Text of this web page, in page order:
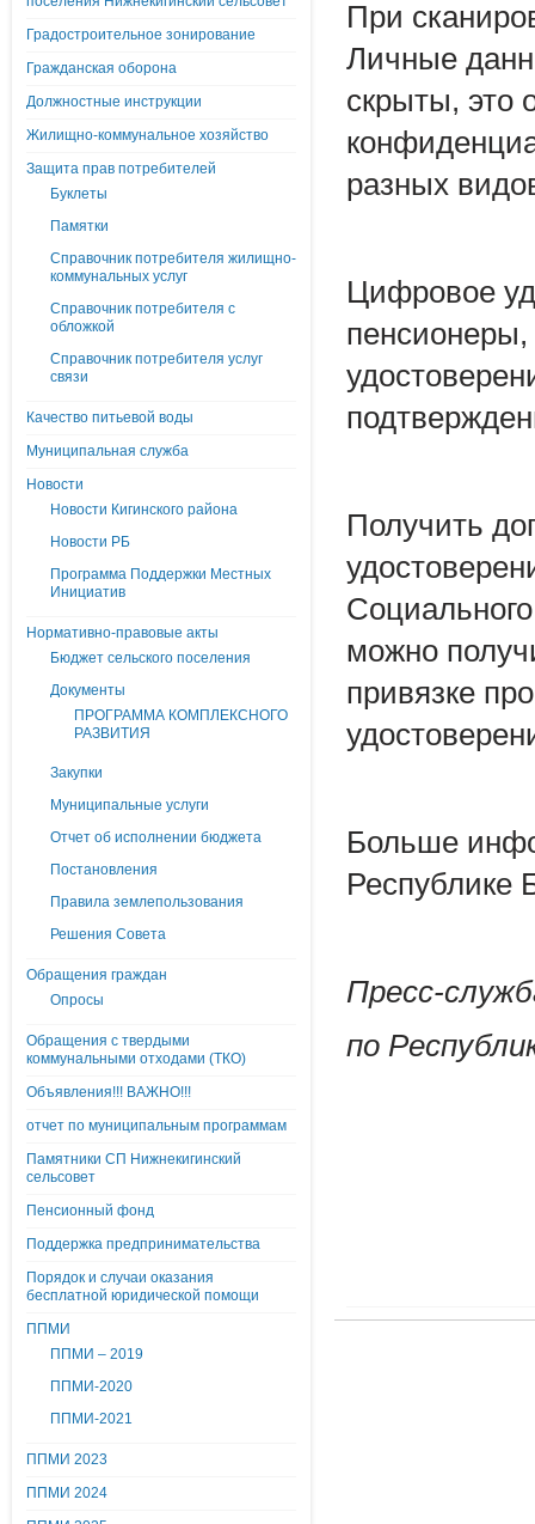
Градостроительное зонирование
Гражданская оборона
Должностные инструкции
Жилищно-коммунальное хозяйство
Защита прав потребителей
Буклеты
Памятки
Справочник потребителя жилищно-
коммунальных услуг
Справочник потребителя с
обложкой
Справочник потребителя услуг
связи
Качество питьевой воды
Муниципальная служба
Новости
Новости Кигинского района
Новости РБ
Программа Поддержки Местных
Инициатив
Нормативно-правовые акты
Бюджет сельского поселения
Документы
ПРОГРАММА КОМПЛЕКСНОГО
РАЗВИТИЯ
Закупки
Муниципальные услуги
Отчет об исполнении бюджета
Постановления
Правила землепользования
Решения Совета
Обращения граждан
Опросы
Обращения с твердыми
коммунальными отходами (ТКО)
Объявления!!! ВАЖНО!!!
отчет по муниципальным программам
Памятники СП Нижнекигинский
сельсовет
Пенсионный фонд
Поддержка предпринимательства
Порядок и случаи оказания
бесплатной юридической помощи
ППМИ
ППМИ – 2019
ППМИ-2020
ППМИ-2021
ППМИ 2023
ППМИ 2024
При
Личные
скрыты, это
разных
Цифровое
Получить
можно
привязке
Больше
Республике
Пресс-
по